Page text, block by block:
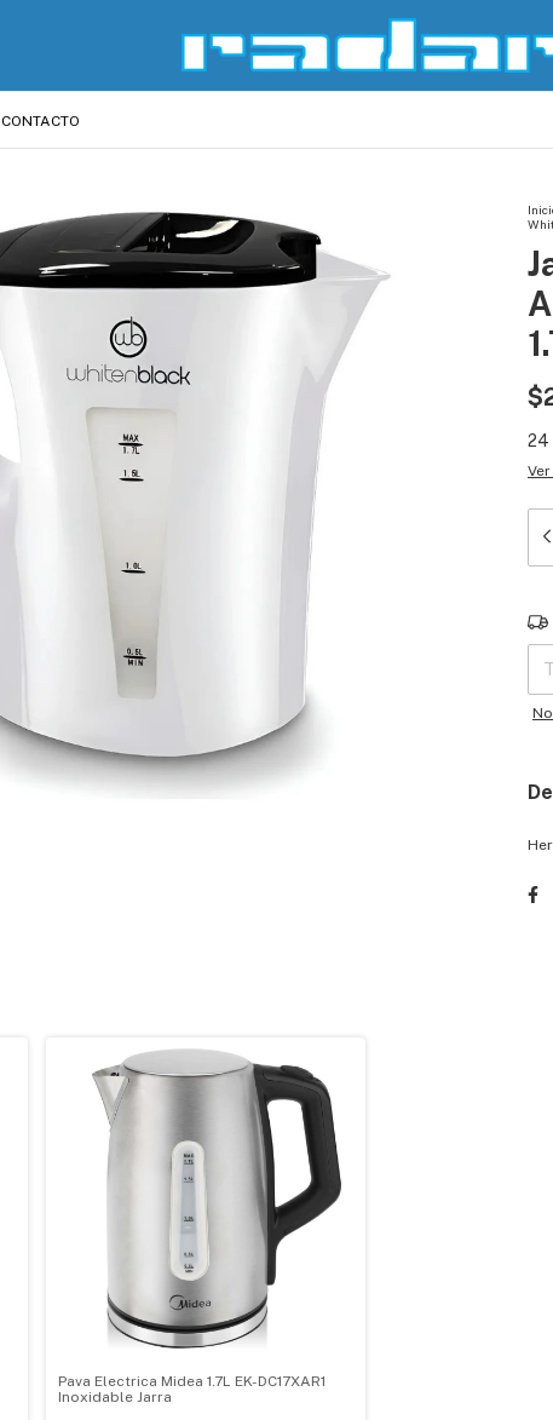
CONTACTO
24
Pava Electrica Midea 1.7L EK-DC17XAR1
Inoxidable Jarra